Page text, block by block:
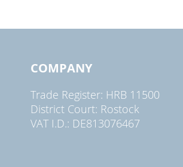
COMPANY
Trade Register: HRB 11500
District Court: Rostock
VAT I.D.: DE813076467